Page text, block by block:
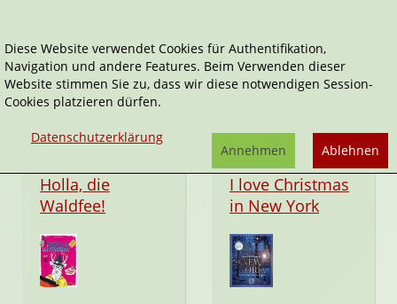
Moments by Langenscheidt
Holla, die
Waldfee!
Hardcover
I love Christmas
in New York
Diese Website verwendet Cookies für Authentifikation,
Navigation und andere Features. Beim Verwenden dieser
Website stimmen Sie zu, dass wir diese notwendigen Session-
Cookies platzieren dürfen.
Datenschutzerklärung
Ablehnen
Annehmen